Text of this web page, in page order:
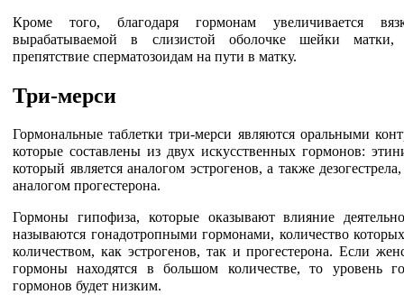
Кроме того, благодаря гормонам увеличивается
вырабатываемой в слизистой оболочке шейки матки,
препятствие сперматозоидам на пути в матку.
Три-мерси
Гормональные таблетки три-мерси являются оральными
которые составлены из двух искусственных гормонов:
который является аналогом эстрогенов, а также
аналогом прогестерона.
Гормоны гипофиза, которые оказывают влияние
называются гонадотропными гормонами, количество
количеством, как эстрогенов, так и прогестерона. Если
гормоны находятся в большом количестве, то уровень
гормонов будет низким.